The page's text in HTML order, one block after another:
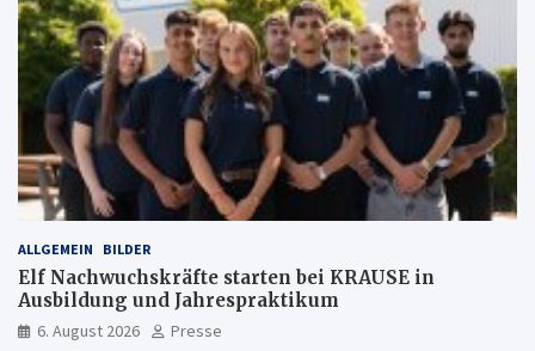
ALLGEMEIN BILDER
Elf Nachwuchskräfte starten bei KRAUSE in
Ausbildung und Jahrespraktikum
6. August 2026 Presse